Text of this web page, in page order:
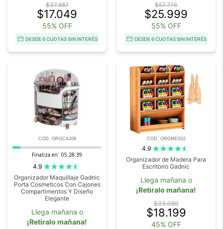
$37.887
$17.049
55% OFF
DESDE 6 CUOTAS SIN INTERÉS
$57.776
$25.999
55% OFF
DESDE 6 CUOTAS SIN INTERÉS
COD. ORGCAJ08
Finaliza en: 05:28:38
4.9
Organizador Maquillaje Gadnic
Porta Cosmeticos Con Cajones
Compartimentos Y Diseño
Elegante
Llega mañana o
¡Retiralo mañana!
COD. ORGMES02
4.9
Organizador de Madera Para
Escritorio Gadnic
Llega mañana o
¡Retiralo mañana!
$33.089
$18.199
45% OFF